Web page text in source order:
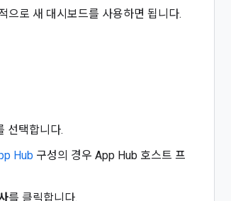
으로 새 대시보드를 사용하면 됩니다.
선택합니다.
Hub 구성의 경우 App Hub 호스트 프
를 클릭합니다.